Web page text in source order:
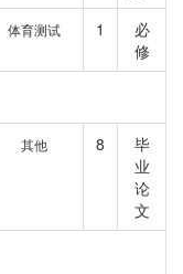
体育测试 1
必
修
其他 8
毕
业
论
文